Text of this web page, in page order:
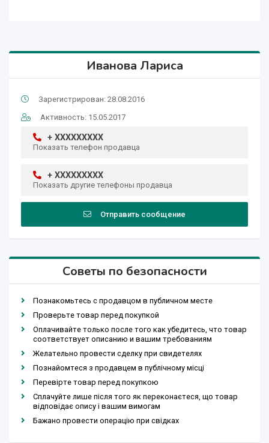
Иванова Лариса
Зарегистрирован: 28.08.2016
Активность: 15.05.2017
+ XXXXXXXXX
Показать телефон продавца
+ XXXXXXXXX
Показать другие телефоны продавца
Отправить сообщение
Советы по безопасности
Познакомьтесь с продавцом в публичном месте
Проверьте товар перед покупкой
Оплачивайте только после того как убедитесь, что товар
соответствует описанию и вашим требованиям
Желательно провести сделку при свидетелях
Познайомтеся з продавцем в публічному місці
Перевірте товар перед покупкою
Сплачуйте лише після того як переконаєтеся, що товар
відповідає опису і вашим вимогам
Бажано провести операцію при свідках